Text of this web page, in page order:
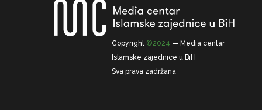
Copyright ©2024 — Media centar
Islamske zajednice u BiH
Sva prava zadržana